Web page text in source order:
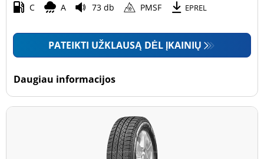
C A 73 db PMSF EPREL
PATEIKTI UŽKLAUSĄ DĖL ĮKAINIŲ
Daugiau informacijos